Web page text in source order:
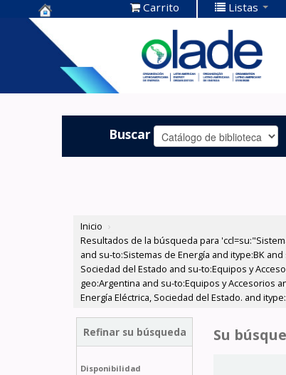
Centro de
Documentación
OLADE -
Carrito Listas
Buscar
Inicio ›
Resultados de la búsqueda para
and su-to:Sistemas de Energía and itype:BK
Sociedad del Estado and su-to:Equipos y
geo:Argentina and su-to:Equipos y Accesorios
Energía Eléctrica, Sociedad del Estado. and
Refinar su búsqueda
Disponibilidad
Su